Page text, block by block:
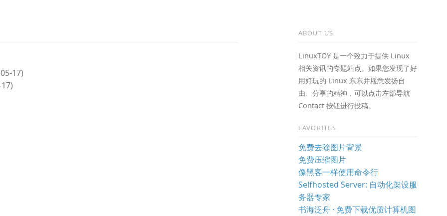
17)
ABOUT US
LinuxTOY 是一个致力于提供 Linux
相关资讯的专题站点。如果您发现了好
用好玩的 Linux 东东并愿意发扬自
由、分享的精神，可以点击左部导航
Contact 按钮进行投稿。
FAVORITES
免费去除图片背景
免费压缩图片
像黑客一样使用命令行
Selfhosted Server: 自动化架设服
务器专家
书海泛舟 · 免费下载优质计算机图